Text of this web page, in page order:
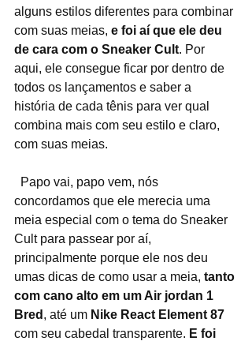
alguns estilos diferentes para combinar
com suas meias, e foi aí que ele deu
de cara com o Sneaker Cult. Por
aqui, ele consegue ficar por dentro de
todos os lançamentos e saber a
história de cada tênis para ver qual
combina mais com seu estilo e claro,
com suas meias.
concordamos que ele merecia uma
meia especial com o tema do Sneaker
Cult para passear por aí,
principalmente porque ele nos deu
umas dicas de como usar a meia, tanto
com cano alto em um Air jordan 1
Bred , até um Nike React Element 87
com seu cabedal transparente. E foi